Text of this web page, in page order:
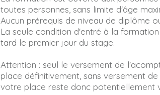
toutes personnes, sans limite d'âge
Aucun prérequis de niveau de diplôme
La seule condition d'entré à la
tard le premier jour du stage.
Attention : seul le versement de
place définitivement, sans versement
votre place reste donc potentiellement